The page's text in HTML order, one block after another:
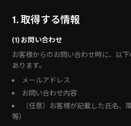
1. 取得する情報
(1) お問い合わせ
お客様からのお問い合わせ時に、以
あります。
メールアドレス
お問い合わせ内容
（任意）お客様が記載した氏名、
等）